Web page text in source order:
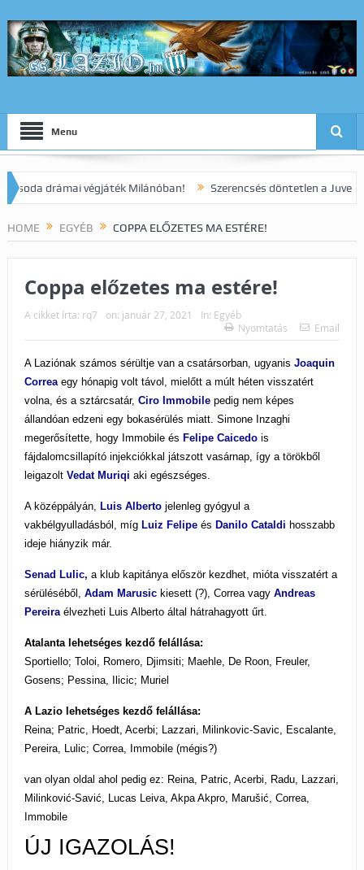
Menu
drámai végjáték Milánóban! Szerencsés döntetlen a Juve elleni
HOME EGYÉB COPPA ELŐZETES MA ESTÉRE!
Coppa előzetes ma estére!
A cikket írta: rq7 on: január 27, 2021 In: Egyéb
Nyomtatás
Email
A Laziónak számos sérültje van a csatársorban, ugyanis Joaquin
Correaegy hónapig volt távol, mielőtt a múlt héten visszatért
volna, és a sztárcsatár, Ciro Immobile pedig nem képes
állandóan edzeni egy bokasérülés miatt. Simone Inzaghi
megerősítette, hogy Immobile és Felipe Caicedois
fájdalomcsillapító injekciókkal játszott vasárnap, így a törökből
leigazolt Vedat Muriqi aki egészséges.
A középpályán, Luis Albertojelenleg gyógyul a
vakbélgyulladásból, míg Luiz Felipeés Danilo Cataldi hosszabb
ideje hiányzik már.
Senad Lulic, a klub kapitánya először kezdhet, mióta visszatért a
sérüléséből, Adam Marusickiesett (?), Correa vagy Andreas
Pereiraélvezheti Luis Alberto által hátrahagyott űrt.
Atalanta lehetséges kezdő felállása:
Sportiello; Toloi, Romero, Djimsiti; Maehle, De Roon, Freuler,
Gosens; Pessina, Ilicic; Muriel
A Lazio lehetséges kezdő felállása:
Reina; Patric, Hoedt, Acerbi; Lazzari, Milinkovic-Savic, Escalante,
Pereira, Lulic; Correa, Immobile (mégis?)
van olyan oldal ahol pedig ez: Reina, Patric, Acerbi, Radu, Lazzari,
Milinković-Savić, Lucas Leiva, Akpa Akpro, Marušić, Correa,
Immobile
ÚJ IGAZOLÁS!